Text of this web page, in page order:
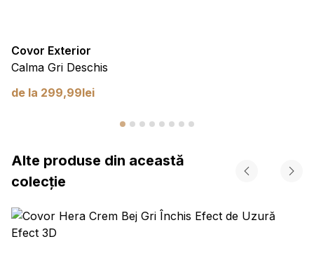
Covor Exterior
Calma Gri Deschis
de la 299,99lei
Alte produse din această
colecție